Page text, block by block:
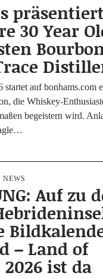
präsentiert
30 Year
star­tet auf bonhams.com
die Whis­key-
begeis­tern wird.
NEWS
Auf zu
– Land of
ist da